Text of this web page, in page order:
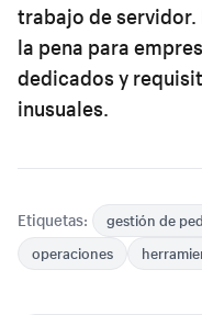
trabajo de
la pena para
dedicados y
inusuales.
Etiquetas: gestión de
operaciones